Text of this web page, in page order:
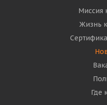
Миссия
Жизнь
Где